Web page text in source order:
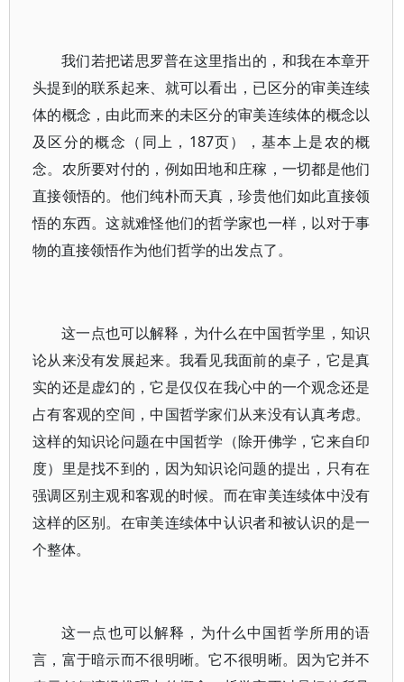
我们若把诺思罗普在这里指出的，和我在本章开
头提到的联系起来、就可以看出，已区分的审美连续
体的概念，由此而来的未区分的审美连续体的概念以
及区分的概念（同上，187页），基本上是农的概
念。农所要对付的，例如田地和庄稼，一切都是他们
直接领悟的。他们纯朴而天真，珍贵他们如此直接领
悟的东西。这就难怪他们的哲学家也一样，以对于事
物的直接领悟作为他们哲学的出发点了。
这一点也可以解释，为什么在中国哲学里，知识
论从来没有发展起来。我看见我面前的桌子，它是真
实的还是虚幻的，它是仅仅在我心中的一个观念还是
占有客观的空间，中国哲学家们从来没有认真考虑。
这样的知识论问题在中国哲学（除开佛学，它来自印
度）里是找不到的，因为知识论问题的提出，只有在
强调区别主观和客观的时候。而在审美连续体中没有
这样的区别。在审美连续体中认识者和被认识的是一
个整体。
这一点也可以解释，为什么中国哲学所用的语
言，富于暗示而不很明晰。它不很明晰。因为它并不